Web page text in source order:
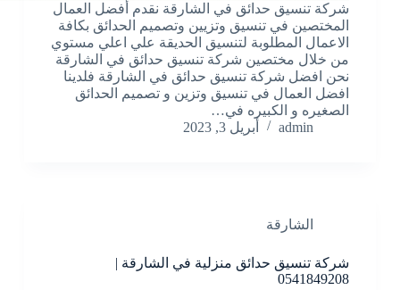
شركة تنسيق حدائق في الشارقة نقدم أفضل العمال
المختصين في تنسيق وتزيين وتصميم الحدائق بكافة
الاعمال المطلوبة لتنسيق الحديقة علي اعلي مستوي
من خلال مختصين شركة تنسيق حدائق في الشارقة
نحن افضل شركة تنسيق حدائق في الشارقة فلدينا
افضل العمال في تنسيق وتزين و تصميم الحدائق
الصغيره و الكبيره في…
admin
أبريل 3, 2023
الشارقة
شركة تنسيق حدائق منزلية في الشارقة |
0541849208